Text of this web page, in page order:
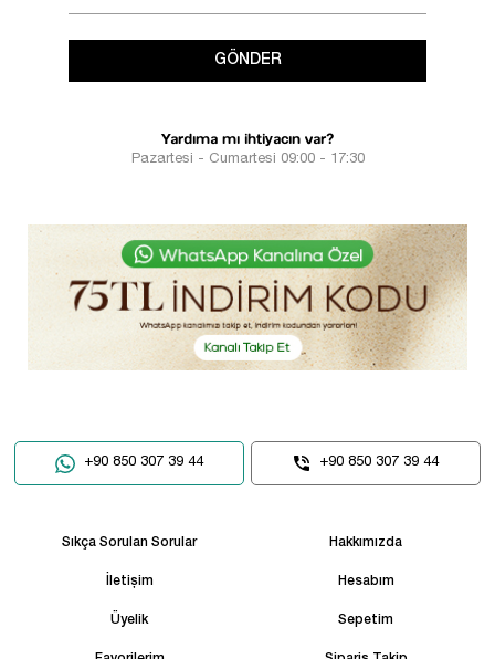
GÖNDER
Yardıma mı ihtiyacın var?
Pazartesi - Cumartesi 09:00 - 17:30
+90 850 307 39 44 +90 850 307 39 44
Sıkça Sorulan Sorular Hakkımızda
İletişim Hesabım
Üyelik Sepetim